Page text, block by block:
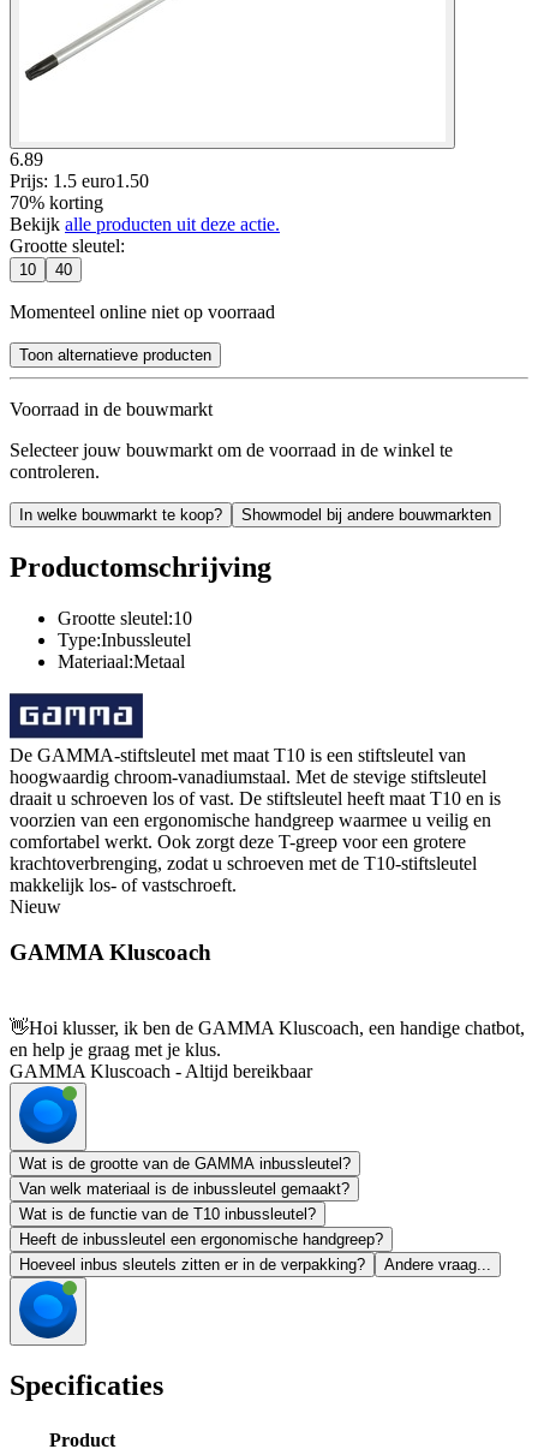
6.89
Prijs: 1.5 euro1 .50
70% korting
Bekijk alle producten uit deze actie.
Grootte sleutel:
10 40
Momenteel online niet op voorraad
Toon alternatieve producten
Voorraad in de bouwmarkt
Selecteer jouw bouwmarkt om de voorraad in de winkel te
controleren.
In welke bouwmarkt te koop? Showmodel bij andere bouwmarkten
Productomschrijving
Grootte sleutel:10
Type:Inbussleutel
Materiaal:Metaal
De GAMMA-stiftsleutel met maat T10 is een stiftsleutel van
hoogwaardig chroom-vanadiumstaal. Met de stevige stiftsleutel
draait u schroeven los of vast. De stiftsleutel heeft maat T10 en is
voorzien van een ergonomische handgreep waarmee u veilig en
comfortabel werkt. Ook zorgt deze T-greep voor een grotere
krachtoverbrenging, zodat u schroeven met de T10-stiftsleutel
makkelijk los- of vastschroeft.
Nieuw
GAMMA Kluscoach
👋Hoi klusser, ik ben de GAMMA Kluscoach, een handige chatbot,
en help je graag met je klus.
GAMMA Kluscoach - Altijd bereikbaar
Wat is de grootte van de GAMMA inbussleutel?
Van welk materiaal is de inbussleutel gemaakt?
Wat is de functie van de T10 inbussleutel?
Heeft de inbussleutel een ergonomische handgreep?
Hoeveel inbus sleutels zitten er in de verpakking?
Andere vraag...
Specificaties
Product